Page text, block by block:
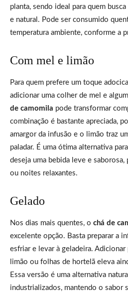
planta, sendo ideal para quem
e natural. Pode ser consumido
temperatura ambiente, conforme a
Com mel e limão
Para quem prefere um toque
adicionar uma colher de mel e
de camomila pode transformar
combinação é bastante apreciada,
amargor da infusão e o limão traz
paladar. É uma ótima alternativa
deseja uma bebida leve e saborosa,
ou noites relaxantes.
Gelado
Nos dias mais quentes, o chá de
excelente opção. Basta preparar a
esfriar e levar à geladeira.
limão ou folhas de hortelã eleva
Essa versão é uma alternativa
industrializados, mantendo o sabor